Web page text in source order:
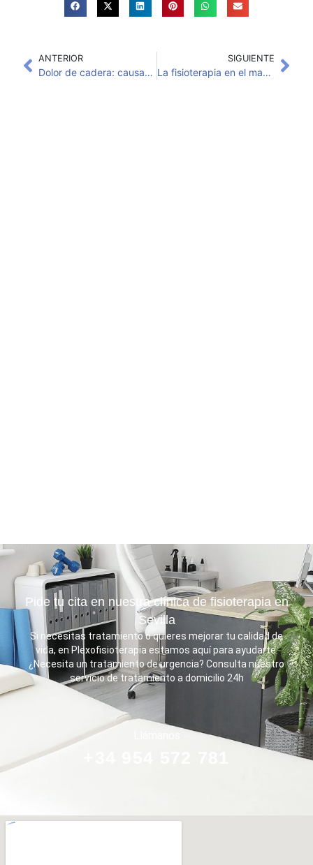
ANTERIOR
Dolor de cadera: causas comunes y tratamiento efectivo de fisioterapia
SIGUIENTE
La fisioterapia en el manejo del síndrome de fatiga crónica
Pide tu cita en nuestra clínica de fisioterapia en
Sevilla
Si necesitas tratamiento o quieres mejorar tu calidad de
vida, en Plexofisioterapia estamos aquí para ayudarte.
¿Necesita un tratamiento de urgencia? Consulta nuestro
servicio de tratamiento a domicilio 24h